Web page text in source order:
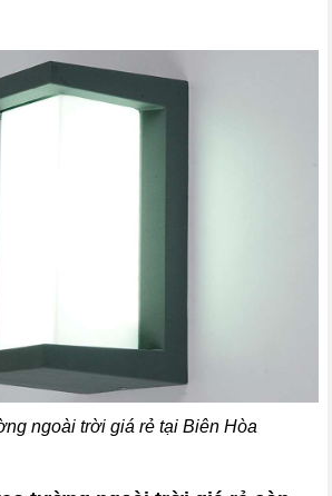
ngoài trời giá rẻ tại Biên Hòa